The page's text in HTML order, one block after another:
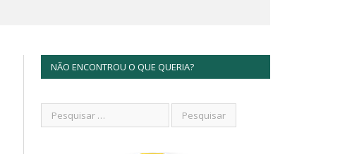
NÃO ENCONTROU O QUE QUERIA?